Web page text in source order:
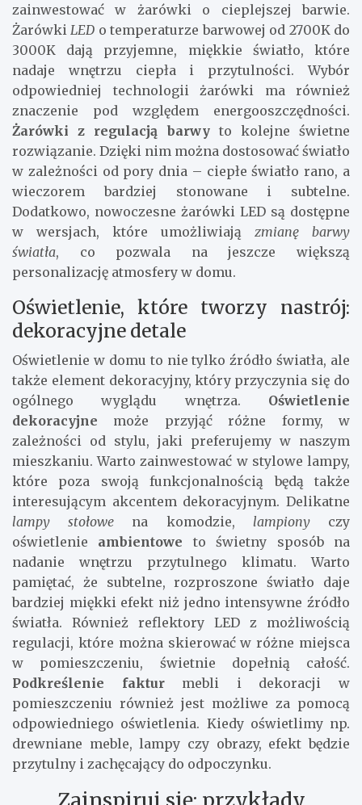
zainwestować w żarówki o cieplejszej barwie.
Żarówki LED o temperaturze barwowej od 2700K do
3000K dają przyjemne, miękkie światło, które
nadaje wnętrzu ciepła i przytulności. Wybór
odpowiedniej technologii żarówki ma również
znaczenie pod względem energooszczędności.
Żarówki z regulacją barwyto kolejne świetne
rozwiązanie. Dzięki nim można dostosować światło
w zależności od pory dnia – ciepłe światło rano, a
wieczorem bardziej stonowane i subtelne.
Dodatkowo, nowoczesne żarówki LED są dostępne
w wersjach, które umożliwiają zmianę barwy
światła, co pozwala na jeszcze większą
personalizację atmosfery w domu.
Oświetlenie, które tworzy nastrój:
dekoracyjne detale
Oświetlenie w domu to nie tylko źródło światła, ale
także element dekoracyjny, który przyczynia się do
ogólnego wyglądu wnętrza. Oświetlenie
dekoracyjne może przyjąć różne formy, w
zależności od stylu, jaki preferujemy w naszym
mieszkaniu. Warto zainwestować w stylowe lampy,
które poza swoją funkcjonalnością będą także
interesującym akcentem dekoracyjnym. Delikatne
lampy stołowe na komodzie, lampionyczy
oświetlenie ambientowe to świetny sposób na
nadanie wnętrzu przytulnego klimatu. Warto
pamiętać, że subtelne, rozproszone światło daje
bardziej miękki efekt niż jedno intensywne źródło
światła. Również reflektory LED z możliwością
regulacji, które można skierować w różne miejsca
w pomieszczeniu, świetnie dopełnią całość.
Podkreślenie fakturmebli i dekoracji w
pomieszczeniu również jest możliwe za pomocą
odpowiedniego oświetlenia. Kiedy oświetlimy np.
drewniane meble, lampy czy obrazy, efekt będzie
przytulny i zachęcający do odpoczynku.